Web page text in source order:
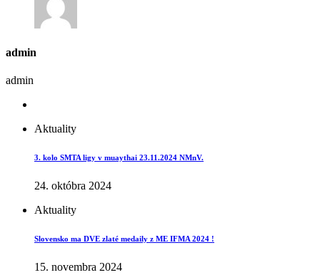
admin
admin
Aktuality
3. kolo SMTA ligy v muaythai 23.11.2024 NMnV.
24. októbra 2024
Aktuality
Slovensko ma DVE zlaté medaily z ME IFMA 2024 !
15. novembra 2024